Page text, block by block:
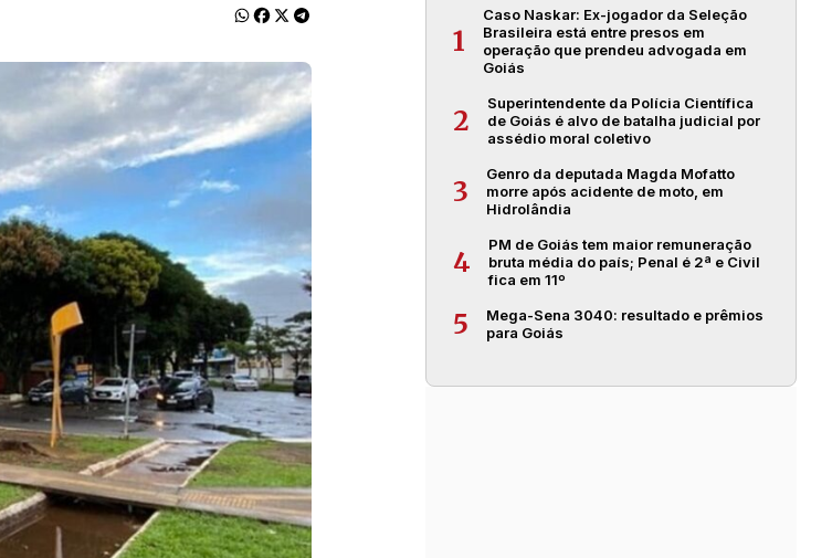
1
Caso Naskar: Ex-jogador da Seleção
Brasileira está entre presos em
operação que prendeu advogada em
Goiás
2
Superintendente da Polícia Científica
de Goiás é alvo de batalha judicial por
assédio moral coletivo
3
Genro da deputada Magda Mofatto
morre após acidente de moto, em
Hidrolândia
4
PM de Goiás tem maior remuneração
bruta média do país; Penal é 2ª e Civil
fica em 11º
5
Mega-Sena 3040: resultado e prêmios
para Goiás